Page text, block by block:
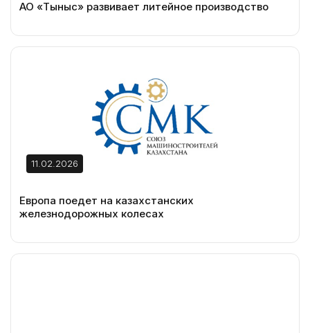
АО «Тыныс» развивает литейное производство
11.02.2026
Европа поедет на казахстанских
железнодорожных колесах